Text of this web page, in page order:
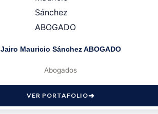
Jairo Mauricio Sánchez ABOGADO
Abogados
VER PORTAFOLIO